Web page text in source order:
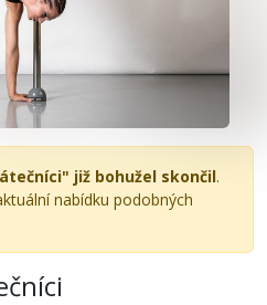
již bohužel skončil.
nabídku podobných